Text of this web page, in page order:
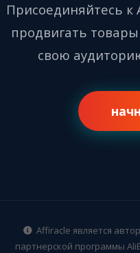
Присоединяйтесь к
продвигать
свою
Affiracle является
партнерской программы